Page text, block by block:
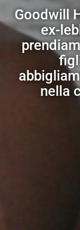
Goodwill
ex-
nella